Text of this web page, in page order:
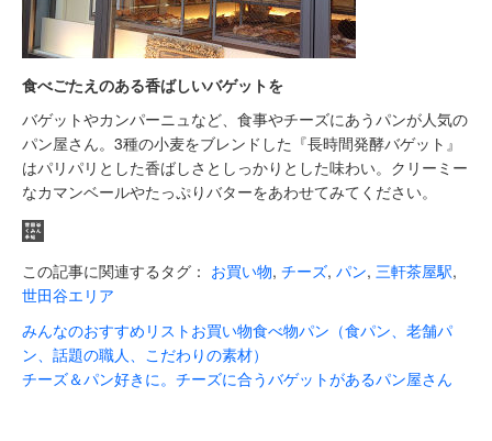
食べごたえのある香ばしいバゲットを
バゲットやカンパーニュなど、食事やチーズにあうパンが人気の
パン屋さん。3種の小麦をブレンドした『長時間発酵バゲット』
はパリパリとした香ばしさとしっかりとした味わい。クリーミー
なカマンベールやたっぷりバターをあわせてみてください。
この記事に関連するタグ： お買い物, チーズ, パン, 三軒茶屋駅,
世田谷エリア
みんなのおすすめリスト お買い物食べ物パン（食パン、老舗パ
ン、話題の職人、こだわりの素材）
チーズ＆パン好きに。チーズに合うバゲットがあるパン屋さん